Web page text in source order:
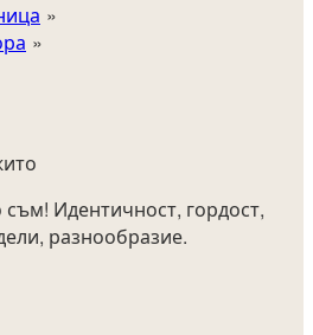
съм! Идентичност, гордост,
разнообразие.